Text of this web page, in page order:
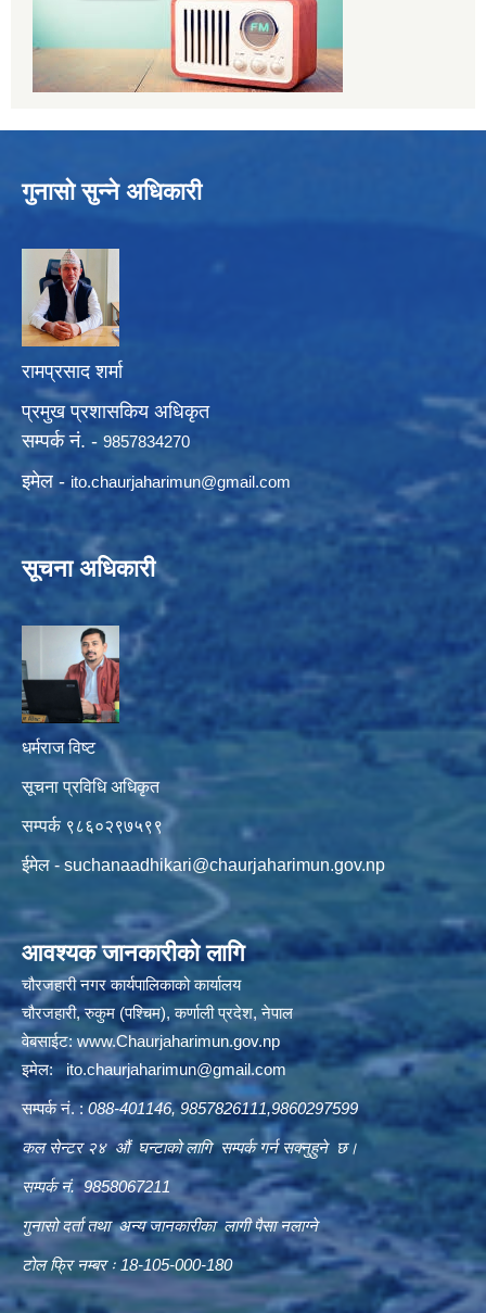
गुनासो सुन्ने अधिकारी
रामप्रसाद शर्मा
प्रमुख प्रशासकिय अधिकृत
सम्पर्क नं. - 9857834270
इमेल - ito.chaurjaharimun@gmail.com
सूचना अधिकारी
धर्मराज विष्ट
सूचना प्रविधि अधिकृत
सम्पर्क ९८६०२९७५९९
ईमेल -suchanaadhikari@chaurjaharimun.gov.np
आवश्यक जानकारीको लागि
चौरजहारी नगर कार्यपालिकाको कार्यालय
चौरजहारी, रुकुम (पश्चिम), कर्णाली प्रदेश, नेपाल
वेबसाईट:www.Chaurjaharimun.gov.np
इमेल: ito.chaurjaharimun@gmail.com
सम्पर्क नं. :088-401146, 9857826111,9860297599
कल सेन्टर २४ औं घन्टाको लागि सम्पर्क गर्न सक्नुहुने छ।
सम्पर्क नं. 9858067211
गुनासो दर्ता तथा अन्य जानकारीका लागी पैसा नलाग्ने
टोल फ्रि नम्बर ः 18-105-000-180